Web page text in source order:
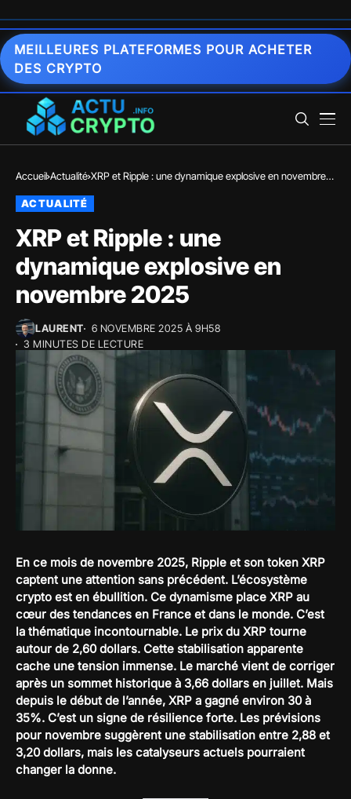
MEILLEURES PLATEFORMES POUR ACHETER
DES CRYPTO
Accueil Actualité XRP et Ripple : une dynamique explosive en novembre
ACTUALITÉ
XRP et Ripple : une
dynamique explosive en
novembre 2025
LAURENT
6 NOVEMBRE 2025 À 9H58
3 MINUTES DE LECTURE
En ce mois de novembre 2025, Ripple et son token XRP
captent une attention sans précédent. L’écosystème
crypto est en ébullition. Ce dynamisme place XRP au
cœur des tendances en France et dans le monde. C’est
la thématique incontournable. Le prix du XRP tourne
autour de 2,60 dollars. Cette stabilisation apparente
cache une tension immense. Le marché vient de corriger
après un sommet historique à 3,66 dollars en juillet. Mais
depuis le début de l’année, XRP a gagné environ 30 à
35%. C’est un signe de résilience forte. Les prévisions
pour novembre suggèrent une stabilisation entre 2,88 et
3,20 dollars, mais les catalyseurs actuels pourraient
changer la donne.